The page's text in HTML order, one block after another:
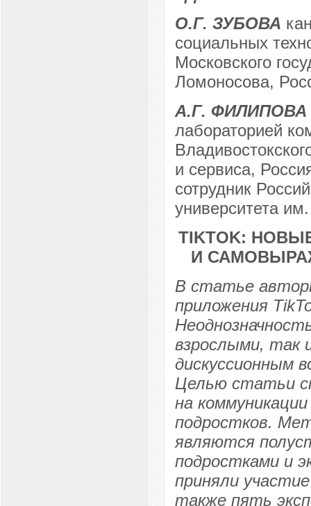
О.Г. ЗУБОВА
социальных
Московского
Ломоносова,
А.Г. ФИЛИПОВА
лабораторией
и сервиса,
сотрудник
университета
TIKTOK:
И
В статье
приложения
взрослыми, так
дискуссионным
Целью статьи
на
подростков.
являются
подростками и
приняли
также пять